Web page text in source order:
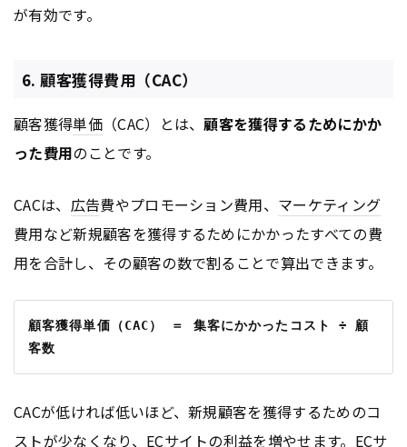
が有効です。
6. 顧客獲得費用（CAC）
顧客獲得単価（CAC）とは、顧客を獲得するためにかか
った費用のことです。
CACは、 広告費やプロモーション費用、 マーケティング
費用など新規顧客を獲得するためにかかったすべての費
用を合計し、その顧客の数で割ることで算出できます。
顧客獲得単価（CAC） ＝ 集客にかかったコスト ÷ 顧
客数
CACが低ければ低いほど、新規顧客を獲得するためのコ
ストが少なくなり、ECサイトの利益を増やせます。ECサ